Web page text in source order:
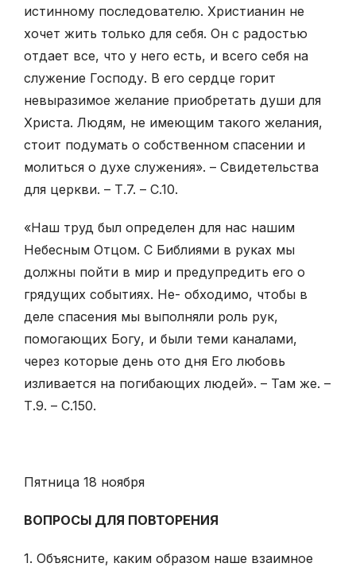
истинному последователю. Христианин не
хочет жить только для себя. Он с радостью
отдает все, что у него есть, и всего себя на
служение Господу. В его сердце горит
невыразимое желание приобретать души для
Христа. Людям, не имеющим такого желания,
стоит подумать о собственном спасении и
молиться о духе служения». – Свидетельства
для церкви. – Т.7. – С.10.
«Наш труд был определен для нас нашим
Небесным Отцом. С Библиями в руках мы
должны пойти в мир и предупредить его о
грядущих событиях. Не- обходимо, чтобы в
деле спасения мы выполняли роль рук,
помогающих Богу, и были теми каналами,
через которые день ото дня Его любовь
изливается на погибающих людей». – Там же. –
Т.9. – С.150.
Пятница 18 ноября
ВОПРОСЫ ДЛЯ ПОВТОРЕНИЯ
1. Объясните, каким образом наше взаимное